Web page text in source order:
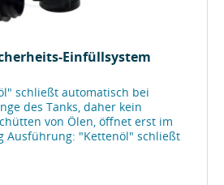
Einfüllsystem
schließt automatisch bei
des Tanks, daher kein
von Ölen, öffnet erst im
Ausführung: "Kettenöl" schließt